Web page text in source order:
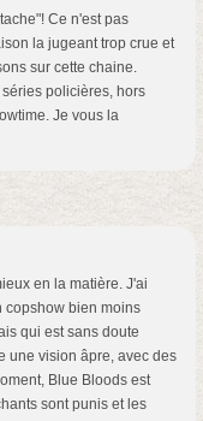
Ce n'est pas
la jugeant trop crue et
sur cette chaine.
policières, hors
Je vous la
en la matière. J'ai
copshow bien moins
qui est sans doute
une vision âpre, avec des
Blue Bloods est
sont punis et les